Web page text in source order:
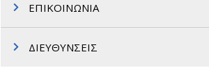
ΕΠΙΚΟΙΝΩΝΙΑ
ΔΙΕΥΘΥΝΣΕΙΣ